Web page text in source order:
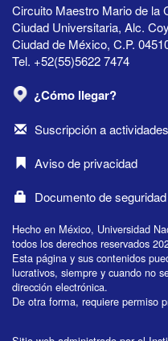
Circuito Maestro Mario de la
Ciudad Universitaria, Alc.
Ciudad de México, C.P.
Tel. +52(55)5622 7474
¿Cómo llegar?
Suscripción a
Aviso de privacidad
Documento de
Hecho en México, Universidad
todos los derechos reservados
Esta página y sus contenidos
lucrativos, siempre y cuando no
dirección electrónica.
De otra forma, requiere permiso